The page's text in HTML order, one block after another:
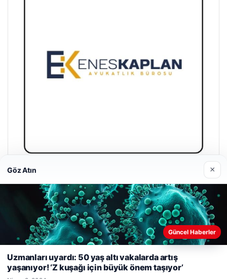
Enes Kaplan Avukatlık Bürosu
Nisan 28, 2026
© 2026 Yurt Gazete
Web sitemizi nasıl kullandığınızı daha iyi anlayabilmek,
kullanıyoruz.Çerez Politikamız
Reddet Kabul Et
Göz Atın ×
Güncel Haberler
Uzmanları uyardı: 50 yaş altı vakalarda artış
yaşanıyor! ‘Z kuşağı için büyük önem taşıyor’